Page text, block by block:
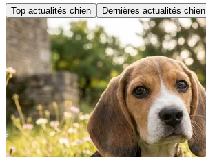
Top actualités chien Dernières actualités chien